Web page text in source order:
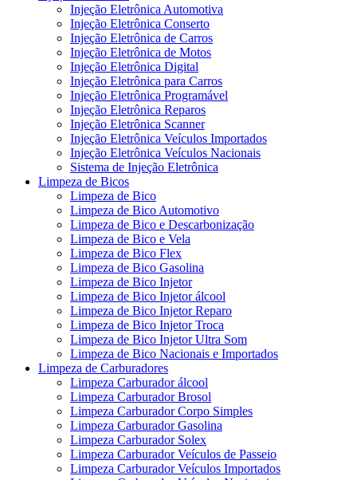
Injeção Eletrônica Automotiva
Injeção Eletrônica Conserto
Injeção Eletrônica de Carros
Injeção Eletrônica de Motos
Injeção Eletrônica Digital
Injeção Eletrônica para Carros
Injeção Eletrônica Programável
Injeção Eletrônica Reparos
Injeção Eletrônica Scanner
Injeção Eletrônica Veículos Importados
Injeção Eletrônica Veículos Nacionais
Sistema de Injeção Eletrônica
Limpeza de Bicos
Limpeza de Bico
Limpeza de Bico Automotivo
Limpeza de Bico e Descarbonização
Limpeza de Bico e Vela
Limpeza de Bico Flex
Limpeza de Bico Gasolina
Limpeza de Bico Injetor
Limpeza de Bico Injetor álcool
Limpeza de Bico Injetor Reparo
Limpeza de Bico Injetor Troca
Limpeza de Bico Injetor Ultra Som
Limpeza de Bico Nacionais e Importados
Limpeza de Carburadores
Limpeza Carburador álcool
Limpeza Carburador Brosol
Limpeza Carburador Corpo Simples
Limpeza Carburador Gasolina
Limpeza Carburador Solex
Limpeza Carburador Veículos de Passeio
Limpeza Carburador Veículos Importados